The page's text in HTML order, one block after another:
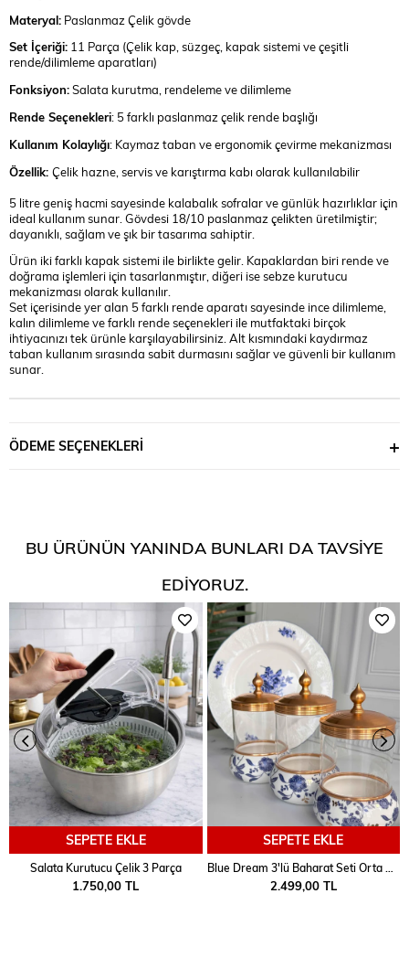
Materyal: Paslanmaz Çelik gövde
Set İçeriği: 11 Parça (Çelik kap, süzgeç, kapak sistemi ve çeşitli
rende/dilimleme aparatları)
Fonksiyon:Salata kurutma, rendeleme ve dilimleme
Rende Seçenekleri: 5 farklı paslanmaz çelik rende başlığı
Kullanım Kolaylığı: Kaymaz taban ve ergonomik çevirme mekanizması
Özellik: Çelik hazne, servis ve karıştırma kabı olarak kullanılabilir
5 litre geniş hacmi sayesinde kalabalık sofralar ve günlük hazırlıklar için
ideal kullanım sunar. Gövdesi 18/10 paslanmaz çelikten üretilmiştir;
dayanıklı, sağlam ve şık bir tasarıma sahiptir.
Ürün iki farklı kapak sistemi ile birlikte gelir. Kapaklardan biri rende ve
doğrama işlemleri için tasarlanmıştır, diğeri ise sebze kurutucu
mekanizması olarak kullanılır.
Set içerisinde yer alan 5 farklı rende aparatı sayesinde ince dilimleme,
kalın dilimleme ve farklı rende seçenekleri ile mutfaktaki birçok
ihtiyacınızı tek ürünle karşılayabilirsiniz. Alt kısmındaki kaydırmaz
taban kullanım sırasında sabit durmasını sağlar ve güvenli bir kullanım
sunar.
ÖDEME SEÇENEKLERI
BU ÜRÜNÜN YANINDA BUNLARI DA TAVSIYE
EDIYORUZ.
SEPETE EKLE
Salata Kurutucu Çelik 3 Parça
1.750,00 TL
SEPETE EKLE
2.499,00 TL